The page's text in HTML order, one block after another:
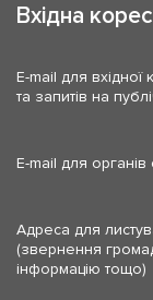
Вхідна
E-mail для
та запитів на
E-mail для органів
Адреса для
(звернення
інформацію тощо)